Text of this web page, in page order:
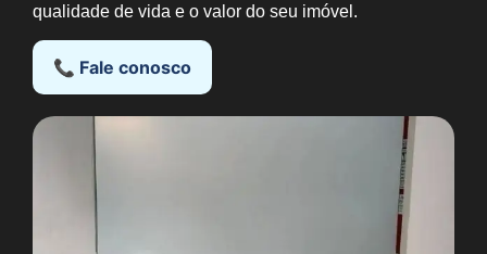
qualidade de vida e o valor do seu imóvel.
📞 Fale conosco